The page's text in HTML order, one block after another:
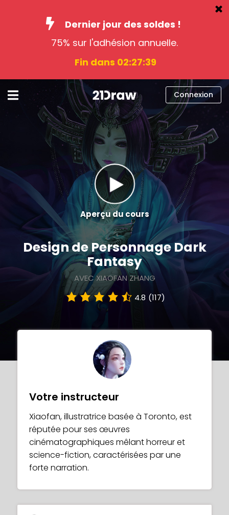
Dernier jour des soldes !
75% sur l'adhésion annuelle.
Fin dans 02:27:38
Artistes
À propos
Connexion
Français
Connexion
Aperçu du cours
Design de Personnage Dark
Fantasy
AVEC XIAOFAN ZHANG
4.8 (117)
Votre instructeur
Xiaofan, illustratrice basée à Toronto, est
réputée pour ses œuvres
cinématographiques mêlant horreur et
science-fiction, caractérisées par une
forte narration.